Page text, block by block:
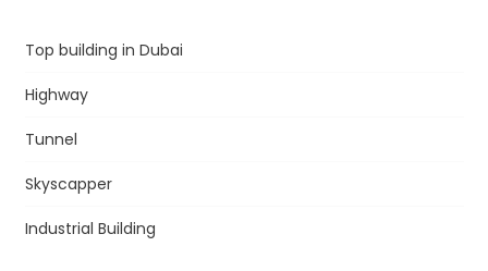
Top building in Dubai
Highway
Tunnel
Skyscapper
Industrial Building